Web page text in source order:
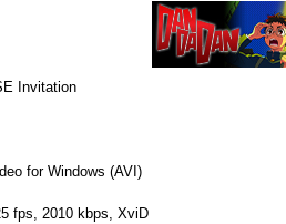
Invitation
for Windows (AVI)
fps, 2010 kbps, XviD